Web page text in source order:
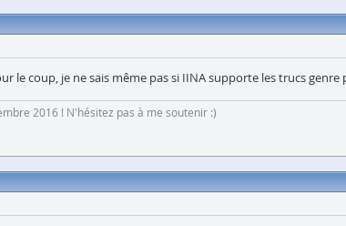
le coup, je ne sais même pas si IINA supporte les trucs
2016 ! N'hésitez pas à me soutenir :)